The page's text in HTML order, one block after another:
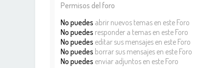
Permisos del foro
No puedes abrir nuevos temas en este Foro
No puedes responder a temas en este Foro
No puedes editar sus mensajes en este Foro
No puedes borrar sus mensajes en este Foro
No puedes enviar adjuntos en este Foro